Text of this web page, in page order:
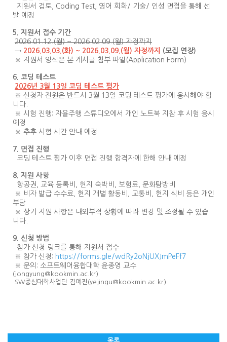
지원서 검토, Coding Test, 영어 회화/ 기술/ 인성 면접을 통해 선
발 예정
5. 지원서 접수 기간
2026.01.12.(월) ~ 2026.02.09.(월)자정까지
→ 2026.03.03.(화) ~ 2026.03.09.(월) 자정까지
(모집 연장)
※ 지원서 양식은 본 게시글 첨부 파일(Application Form)
6. 코딩 테스트
2026년 3월 13일 코딩 테스트 평가
※ 신청자 전원은 반드시 3월 13일 코딩 테스트 평가에 응시해야 합
니다.
※ 시험 진행: 자율주행 스튜디오에서 개인 노트북 지참 후 시험 응시
예정
※ 추후 시험 시간 안내 예정
7. 면접 진행
코딩 테스트 평가 이후 면접 진행 합격자에 한해 안내 예정
8. 지원 사항
항공권, 교육 등록비, 현지 숙박비, 보험료, 문화탐방비
※ 비자 발급 수수료, 현지 개별 활동비, 교통비, 현지 식비 등은 개인
부담
※ 상기 지원 사항은 내외부적 상황에 따라 변경 및 조정될 수 있습
니다.
9. 신청 방법
참가 신청 링크를 통해 지원서 접수
※ 참가 신청: https://forms.gle/wdRy2oNjUXJmPeFf7
※ 문의: 소프트웨어융합대학 윤종영 교수
(jongyung@kookmin.ac.kr)
SW중심대학사업단 김예진(yejingu@kookmin.ac.kr)
목록